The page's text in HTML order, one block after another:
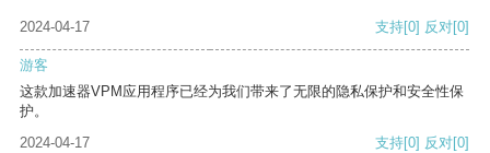
2024-04-17 支持[0] 反对[0]
游客
这款加速器VPM应用程序已经为我们带来了无限的隐私保护和安全性保
护。
2024-04-17
支持[0] 反对[0]